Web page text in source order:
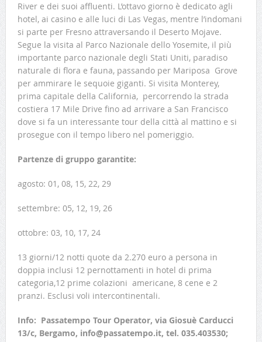
River e dei suoi affluenti. L’ottavo giorno è dedicato agli
hotel, ai casino e alle luci di Las Vegas, mentre l’indomani
si parte per Fresno attraversando il Deserto Mojave.
Segue la visita al Parco Nazionale dello Yosemite, il più
importante parco nazionale degli Stati Uniti, paradiso
naturale di flora e fauna, passando per Mariposa Grove
per ammirare le sequoie giganti. Si visita Monterey,
prima capitale della California, percorrendo la strada
costiera 17 Mile Drive fino ad arrivare a San Francisco
dove si fa un interessante tour della città al mattino e si
prosegue con il tempo libero nel pomeriggio.
Partenze di gruppo garantite:
agosto: 01, 08, 15, 22, 29
settembre: 05, 12, 19, 26
ottobre: 03, 10, 17, 24
13 giorni/12 notti quote da 2.270 euro a persona in
doppia inclusi 12 pernottamenti in hotel di prima
categoria,12 prime colazioni americane, 8 cene e 2
pranzi. Esclusi voli intercontinentali.
Info: Passatempo Tour Operator, via Giosuè Carducci
13/c, Bergamo, info@passatempo.it, tel. 035.403530;